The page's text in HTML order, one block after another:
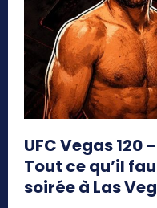
UFC Vegas 120
Tout ce qu’il
soirée à Las